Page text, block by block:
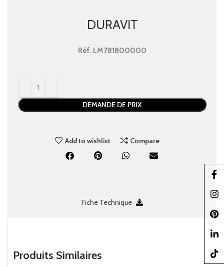
DURAVIT
Réf. LM781800000
DEMANDE DE PRIX
Add to wishlist Compare
Fiche Technique
Produits Similaires